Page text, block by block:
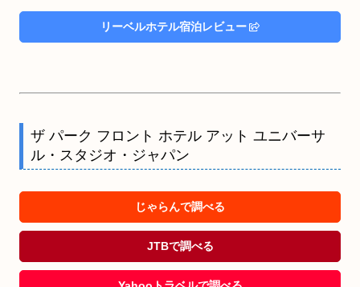
リーベルホテル宿泊レビュー
ザ パーク フロント ホテル アット ユニバーサ
ル・スタジオ・ジャパン
じゃらんで調べる
JTBで調べる